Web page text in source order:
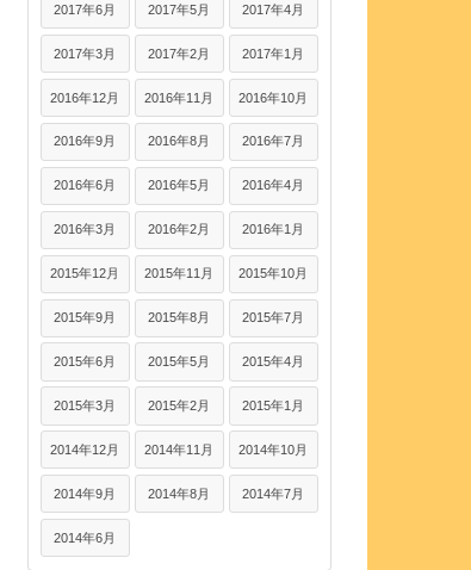
2017年6月 2017年5月 2017年4月
2017年3月 2017年2月 2017年1月
2016年12月 2016年11月 2016年10月
2016年9月 2016年8月 2016年7月
2016年6月 2016年5月 2016年4月
2016年3月 2016年2月 2016年1月
2015年12月 2015年11月 2015年10月
2015年9月 2015年8月 2015年7月
2015年6月 2015年5月 2015年4月
2015年3月 2015年2月 2015年1月
2014年12月 2014年11月 2014年10月
2014年9月 2014年8月 2014年7月
2014年6月